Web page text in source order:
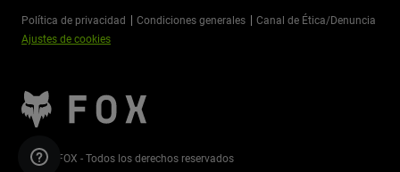
Política de privacidad Condiciones generales
Canal de Ética/Denuncia
Ajustes de cookies
©2026 FOX - Todos los derechos reservados